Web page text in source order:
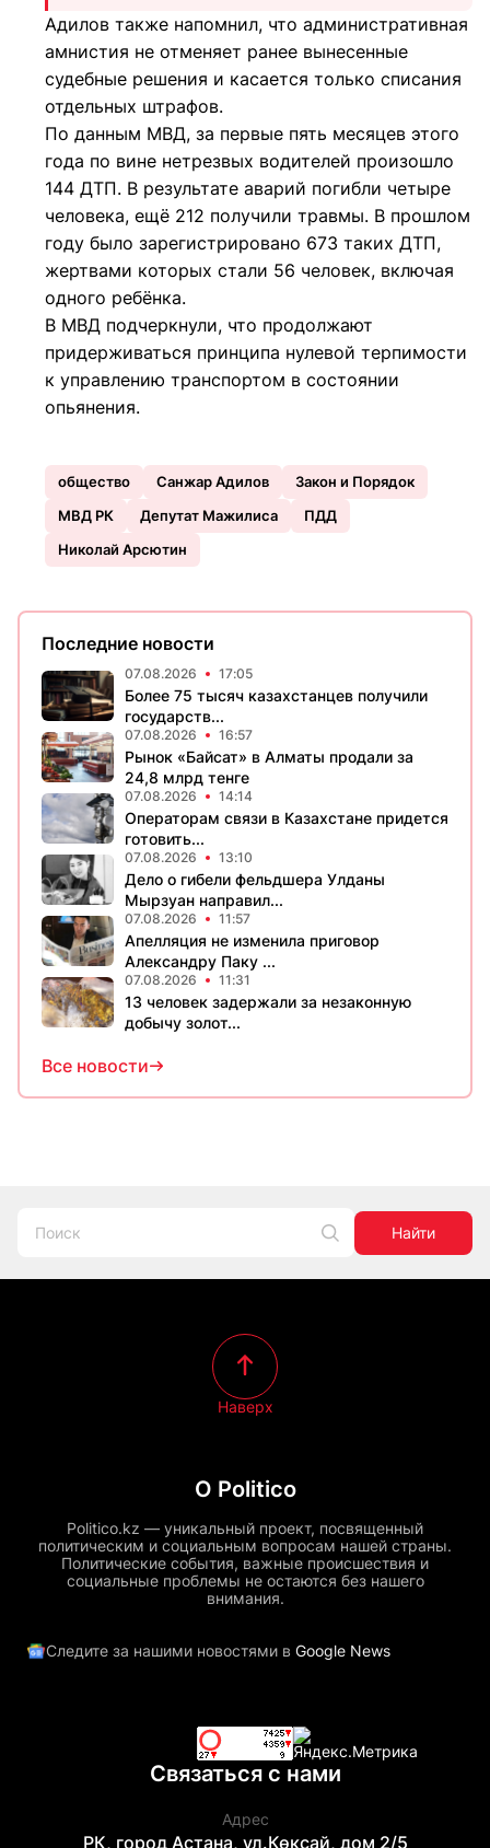
Адилов также напомнил, что административная
амнистия не отменяет ранее вынесенные
судебные решения и касается только списания
отдельных штрафов.
По данным МВД, за первые пять месяцев этого
года по вине нетрезвых водителей произошло
144 ДТП. В результате аварий погибли четыре
человека, ещё 212 получили травмы. В прошлом
году было зарегистрировано 673 таких ДТП,
жертвами которых стали 56 человек, включая
одного ребёнка.
В МВД подчеркнули, что продолжают
придерживаться принципа нулевой терпимости
к управлению транспортом в состоянии
опьянения.
общество Санжар Адилов
Закон и Порядок
МВД РК
Депутат Мажилиса
ПДД
Николай Арсютин
Последние новости
07.08.2026 17:05
Более 75 тысяч казахстанцев получили
государств...
07.08.2026 16:57
Рынок «Байсат» в Алматы продали за
24,8 млрд тенге
07.08.2026 14:14
Операторам связи в Казахстане придется
готовить...
07.08.2026 13:10
Дело о гибели фельдшера Улданы
Мырзуан направил...
07.08.2026 11:57
Апелляция не изменила приговор
Александру Паку ...
07.08.2026 11:31
13 человек задержали за незаконную
добычу золот...
Все новости
Найти
О Politico
Politico.kz — уникальный проект, посвященный
политическим и социальным вопросам нашей страны.
Политические события, важные происшествия и
социальные проблемы не остаются без нашего
внимания.
Следите за нашими новостями в Google News
Наверх
Связаться с нами
Адрес
РК, город Астана, ул.Көксай, дом 2/5